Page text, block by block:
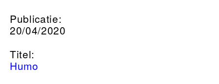
Publicatie:
20/04/2020
Titel:
Humo